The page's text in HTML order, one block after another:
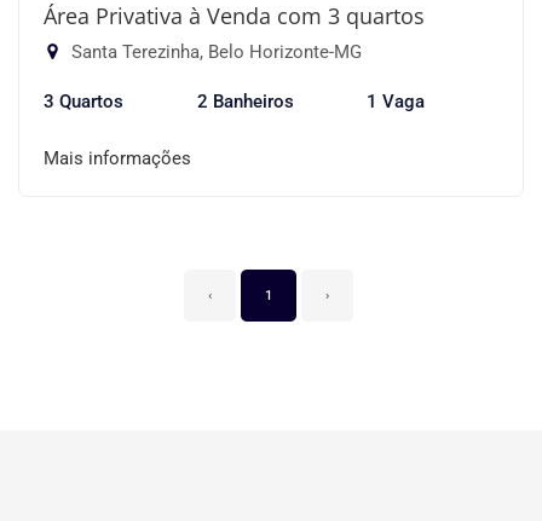
Área Privativa à Venda com 3 quartos
Santa Terezinha, Belo Horizonte-MG
3 Quartos 2 Banheiros 1 Vaga
Mais informações
‹ 1 ›